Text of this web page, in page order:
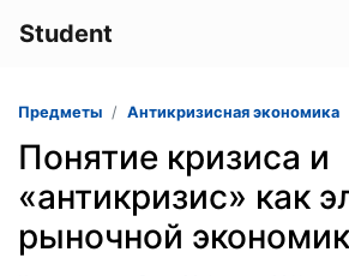
Student
Предметы Антикризисная экономика
Понятие кризиса и
«антикризис» как
рыночной